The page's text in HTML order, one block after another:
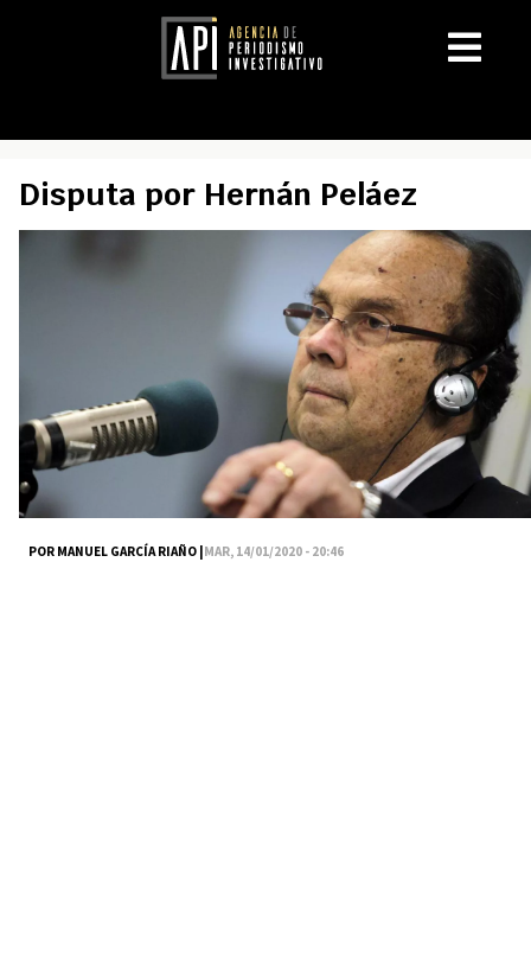
Disputa por Hernán Peláez
POR MANUEL GARCÍA RIAÑO |MAR, 14/01/2020 - 20:46